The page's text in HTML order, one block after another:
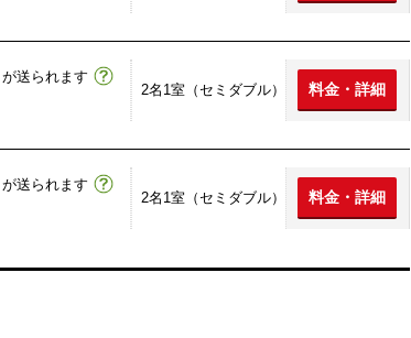
送られます
2名1室（セミダブル）
料金・詳細
送られます
2名1室（セミダブル）
料金・詳細